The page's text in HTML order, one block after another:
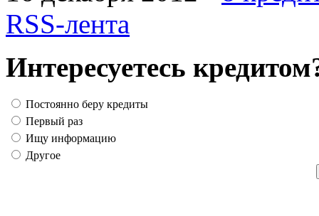
RSS-лента
Интересуетесь
Постоянно беру кредиты
Первый раз
Ищу информацию
Другое